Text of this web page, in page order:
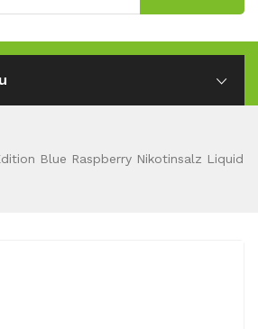
Blue Raspberry Nikotinsalz Liquid